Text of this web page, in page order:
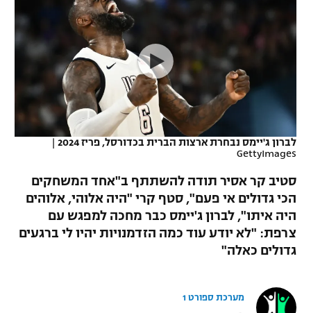
VOD
רץ ברשת
תוצאות
לוח שידורים
ברחבה
בית"ר ירושלים
מכבי תל אביב
הפועל תל אביב
הפועל חיפה
הפועל באר שבע
מכבי נתניה
ליגה צרפתית
ליגה סינית
ליגה ברזילאית
כדורסל נשים
מכבי תל אביב
הפועל חולון
הפועל ירושלים
דני אבדיה
כדורעף
שחייה
אגרוף
ספורט אולימפי
היאבקות WWE
לברון ג'יימס נבחרת ארצות הברית בכדורסל, פריז 2024
|
GettyImages
סטיב קר אסיר תודה להשתתף ב"אחד המשחקים
הכי גדולים אי פעם", סטף קרי "היה אלוהי, אלוהים
היה איתו", לברון ג'יימס כבר מחכה למפגש עם
צרפת: "לא יודע עוד כמה הזדמנויות יהיו לי ברגעים
גדולים כאלה"
מערכת ספורט 1